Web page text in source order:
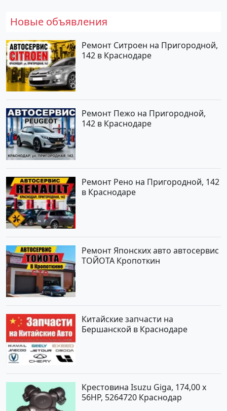
Новые объявления
Ремонт Ситроен на Пригородной,
142 в Краснодаре
Ремонт Пежо на Пригородной,
142 в Краснодаре
Ремонт Рено на Пригородной, 142
в Краснодаре
Ремонт Японских авто автосервис
ТОЙОТА Кропоткин
Китайские запчасти на
Бершанской в Краснодаре
Крестовина Isuzu Giga, 174,00 x
56HP, 5264720 Краснодар